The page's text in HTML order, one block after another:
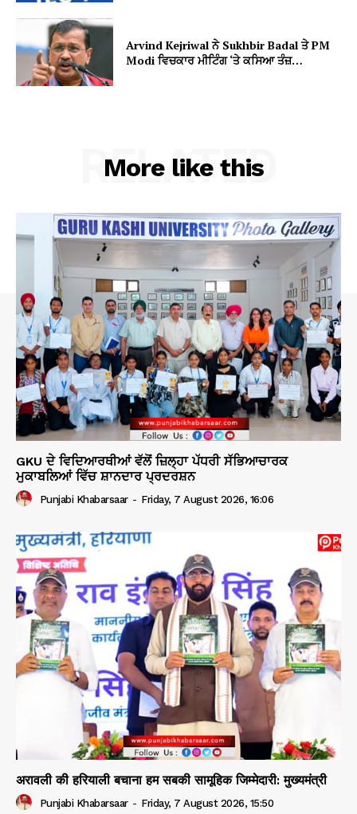
Arvind Kejriwal ਨੇ Sukhbir Badal ਤੇ PM
Modi ਵਿਚਕਾਰ ਮੀਟਿੰਗ ‘ਤੇ ਕਸਿਆ ਤੰਜ਼…
More like this
RELATED
GKU ਦੇ ਵਿਦਿਆਰਥੀਆਂ ਵੱਲੋਂ ਜ਼ਿਲ੍ਹਾ ਪੱਧਰੀ ਸੱਭਿਆਚਾਰਕ
ਮੁਕਾਬਲਿਆਂ ਵਿੱਚ ਸ਼ਾਨਦਾਰ ਪ੍ਰਦਰਸ਼ਨ
Punjabi Khabarsaar - Friday, 7 August 2026, 16:06
अरावली की हरियाली बचाना हम सबकी सामूहिक जिम्मेदारी: मुख्यमंत्री
Punjabi Khabarsaar - Friday, 7 August 2026, 15:50